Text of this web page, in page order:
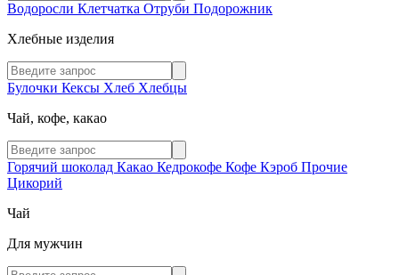
Водоросли Клетчатка Отруби Подорожник
Хлебные изделия
Булочки Кексы Хлеб Хлебцы
Чай, кофе, какао
Горячий шоколад Какао Кедрокофе Кофе Кэроб Прочие
Цикорий
Чай
Для мужчин